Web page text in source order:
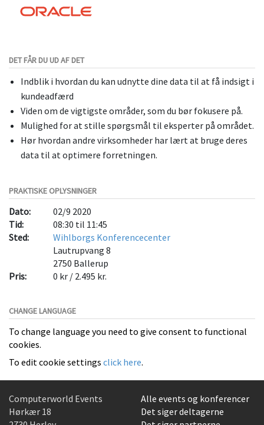
DET FÅR DU UD AF DET
Indblik i hvordan du kan udnytte dine data til at få indsigt i
kundeadfærd
Viden om de vigtigste områder, som du bør fokusere på.
Mulighed for at stille spørgsmål til eksperter på området.
Hør hvordan andre virksomheder har lært at bruge deres
data til at optimere forretningen.
PRAKTISKE OPLYSNINGER
Dato:
02/9 2020
Tid:
08:30 til 11:45
Sted:
Wihlborgs Konferencecenter
Lautrupvang 8
2750 Ballerup
Pris:
0 kr / 2.495 kr.
CHANGE LANGUAGE
To change language you need to give consent to functional
cookies.
To edit cookie settings click here.
Computerworld Events
Hørkær 18
Alle events og konferencer
Det siger deltagerne